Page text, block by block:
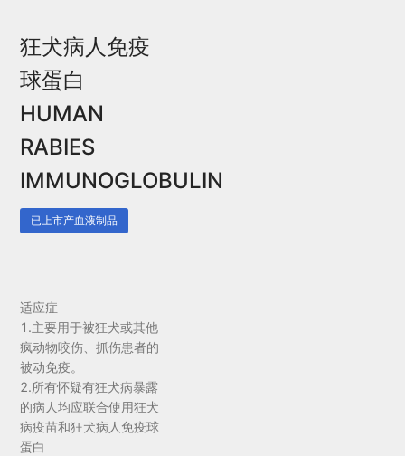
狂犬病人免疫
球蛋白
HUMAN
RABIES
IMMUNOGLOBULIN
已上市产血液制品
适应症
1.主要用于被狂犬或其他
疯动物咬伤、抓伤患者的
被动免疫。
2.所有怀疑有狂犬病暴露
的病人均应联合使用狂犬
病疫苗和狂犬病人免疫球
蛋白